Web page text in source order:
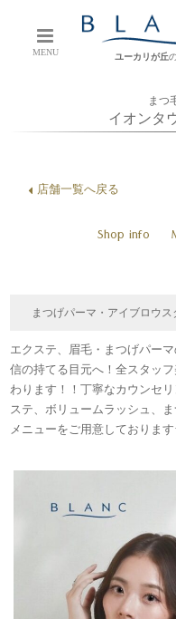
MENU ユーカリが丘
まつ
イオンタ
店舗一覧へ戻る
Shop info
まつげパーマ・アイブロウ
エクステ、眉毛・まつげパー
信の持てる目元へ！全スタッ
わります！！丁寧なカウンセ
ステ、ボリュームラッシュ、
メニューをご用意しておりま